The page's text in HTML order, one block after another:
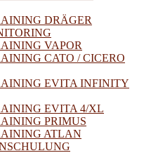
DRÄGER
VAPOR
CATO / CICERO
EVITA INFINITY
EVITA 4/XL
PRIMUS
ATLAN